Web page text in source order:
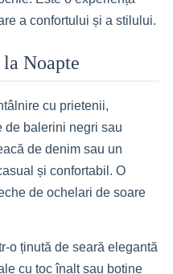
a confortului și a stilului.
Noapte
cu prietenii,
de balerini negri sau
de denim sau un
și confortabil. O
de ochelari de soare
o ținută de seară elegantă
cu toc înalt sau botine